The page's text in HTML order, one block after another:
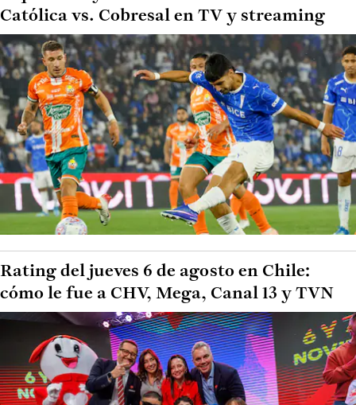
Católica vs. Cobresal en TV y streaming
Rating del jueves 6 de agosto en Chile:
cómo le fue a CHV, Mega, Canal 13 y TVN